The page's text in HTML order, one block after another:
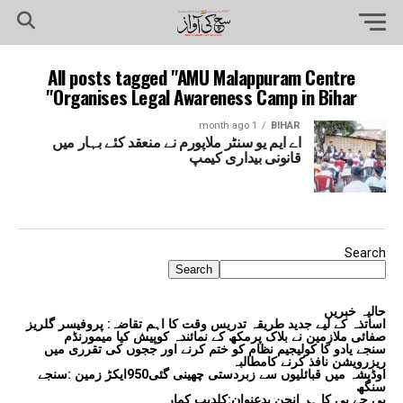
All posts tagged "AMU Malappuram Centre
Organises Legal Awareness Camp in Bihar"
BIHAR
1 month ago
اے ایم یو سنٹر ملاپورم نے منعقد کئے بہار میں
قانونی بیداری کیمپ
Search
Search
حالیہ خبریں
اساتذہ کے لیے جدید طریقہ تدریس وقت کا اہم تقاضہ: پروفیسر گلریز
صفائی ملازمین نے بلاک پرمکھ کے نمائندہ کوپیش کیا میمورنڈم
سنجے یادو کا کولیجیم نظام کو ختم کرنے اور ججوں کی تقرری میں
ریزرویشن نافذ کرنے کامطالبہ
اوڈیشہ میں قبائلیوں سے زبردستی چھینی گئی950ایکڑ زمین :سنجے
سنگھ
بی جے پی کا ہر انجن بدعنوان:کلدیپ کمار